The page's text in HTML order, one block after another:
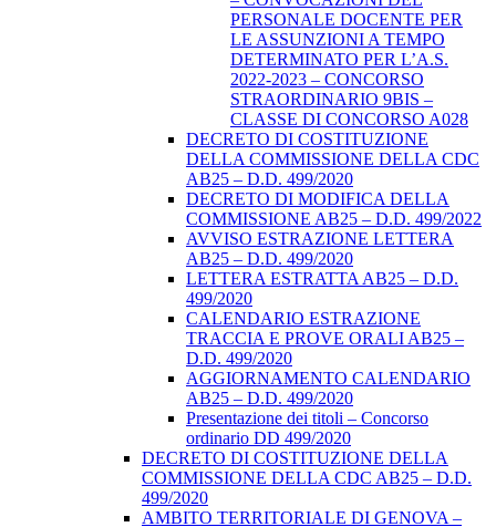
PERSONALE DOCENTE PER
LE ASSUNZIONI A TEMPO
DETERMINATO PER L’A.S.
2022-2023 – CONCORSO
STRAORDINARIO 9BIS –
CLASSE DI CONCORSO A028
DECRETO DI COSTITUZIONE
DELLA COMMISSIONE DELLA CDC
AB25 – D.D. 499/2020
DECRETO DI MODIFICA DELLA
COMMISSIONE AB25 – D.D. 499/2022
AVVISO ESTRAZIONE LETTERA
AB25 – D.D. 499/2020
LETTERA ESTRATTA AB25 – D.D.
499/2020
CALENDARIO ESTRAZIONE
TRACCIA E PROVE ORALI AB25 –
D.D. 499/2020
AGGIORNAMENTO CALENDARIO
AB25 – D.D. 499/2020
Presentazione dei titoli – Concorso
ordinario DD 499/2020
DECRETO DI COSTITUZIONE DELLA
COMMISSIONE DELLA CDC AB25 – D.D.
499/2020
AMBITO TERRITORIALE DI GENOVA –